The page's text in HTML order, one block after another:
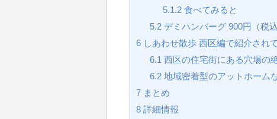
5.1.2 食べてみると
5.2デミハンバーグ 900円（税込
6 しあわせ散歩 西区編で紹介され
6.1 西区の住宅街にある穴場の
6.2地域密着型のアットホーム
7 まとめ
8 詳細情報